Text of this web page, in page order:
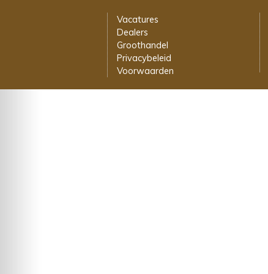
Vacatures
Dealers
Groothandel
Privacybeleid
Voorwaarden